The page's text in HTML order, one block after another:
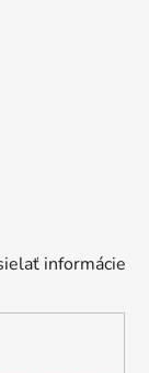
informácie